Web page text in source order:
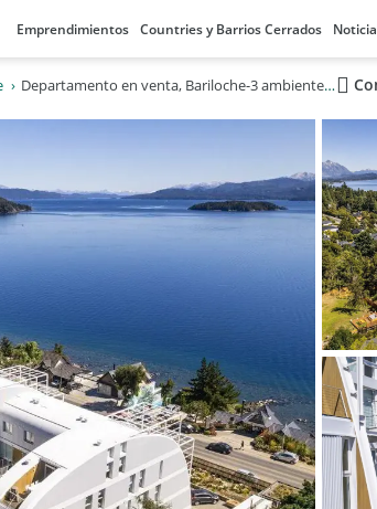
Emprendimientos Countries y Barrios Cerrados
Departamento en venta, Bariloche-3 ambientes amoblado, con increible vista al Lago Nahuel Huapi.